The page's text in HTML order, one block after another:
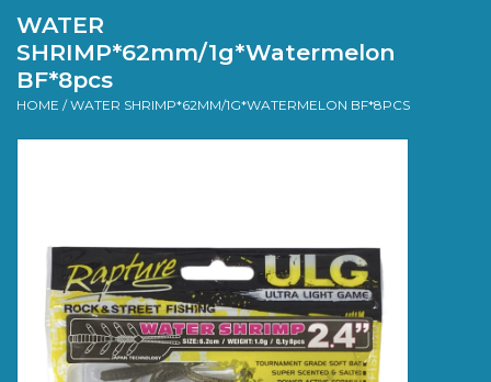
Forelvissen
Merken
WATER
SHRIMP*62mm/1g*Watermelon
BF*8pcs
HOME /WATER SHRIMP*62MM/1G*WATERMELON BF*8PCS